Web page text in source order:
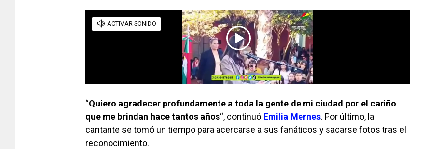
“Quiero agradecer profundamente a toda la gente de mi ciudad por el cariño
que me brindan hace tantos años“, continuó Emilia Mernes. Por último, la
cantante se tomó un tiempo para acercarse a sus fanáticos y sacarse fotos tras el
reconocimiento.